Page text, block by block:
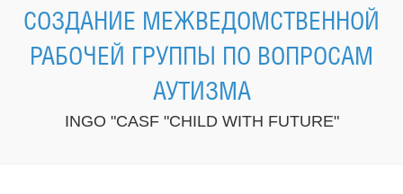
СОЗДАНИЕ МЕЖВЕДОМСТВЕННОЙ
РАБОЧЕЙ ГРУППЫ ПО ВОПРОСАМ
АУТИЗМА
INGO "CASF "CHILD WITH FUTURE"